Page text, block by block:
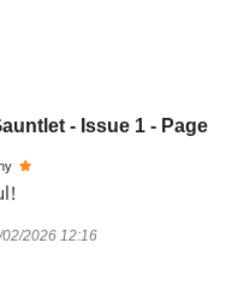
- Issue 1 - Page
2026 12:16